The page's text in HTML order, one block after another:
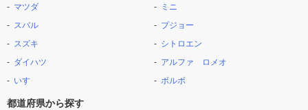
マツダ
スバル
スズキ
ダイハツ
いすゞ
ミニ
プジョー
シトロエン
アルファ ロメオ
ボルボ
都道府県から探す